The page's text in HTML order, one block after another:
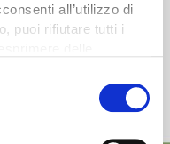
all’utilizzo di
puoi rifiutare tutti i
SELEZIONATI.